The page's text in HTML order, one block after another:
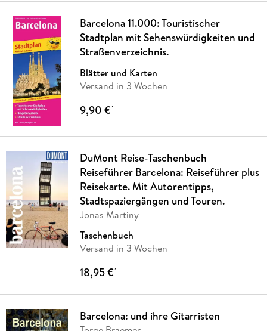
Barcelona 11.000: Touristischer
Stadtplan mit Sehenswürdigkeiten und
Straßenverzeichnis.
Blätter und Karten
Versand in 3 Wochen
9,90 €*
DuMont Reise-Taschenbuch
Reiseführer Barcelona: Reiseführer plus
Reisekarte. Mit Autorentipps,
Stadtspaziergängen und Touren.
Jonas Martiny
Taschenbuch
Versand in 3 Wochen
18,95 €*
Barcelona: und ihre Gitarristen